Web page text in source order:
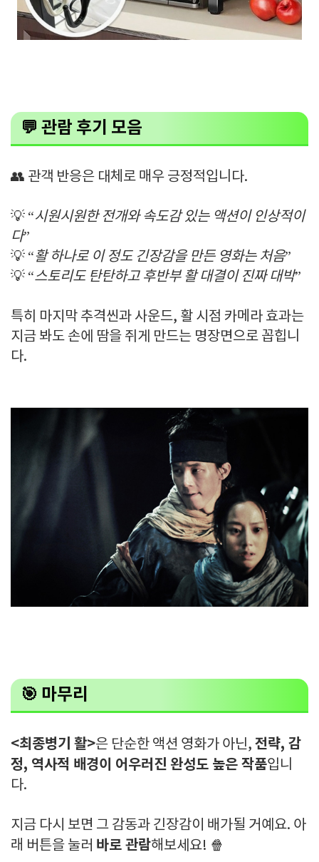
💬관람 후기 모음
👥 관객 반응은 대체로 매우 긍정적입니다.
💡 “시원시원한 전개와 속도감 있는 액션이 인상적이
다”
💡 “활 하나로 이 정도 긴장감을 만든 영화는 처음”
💡 “스토리도 탄탄하고 후반부 활 대결이 진짜 대박”
특히 마지막 추격씬과 사운드, 활 시점 카메라 효과는
지금 봐도 손에 땀을 쥐게 만드는 명장면으로 꼽힙니
다.
🎯 마무리
<최종병기 활>은 단순한 액션 영화가 아닌, 전략, 감
정, 역사적 배경이 어우러진 완성도 높은 작품입니
다.
지금 다시 보면 그 감동과 긴장감이 배가될 거예요. 아
래 버튼을 눌러 바로 관람해보세요! 🍿